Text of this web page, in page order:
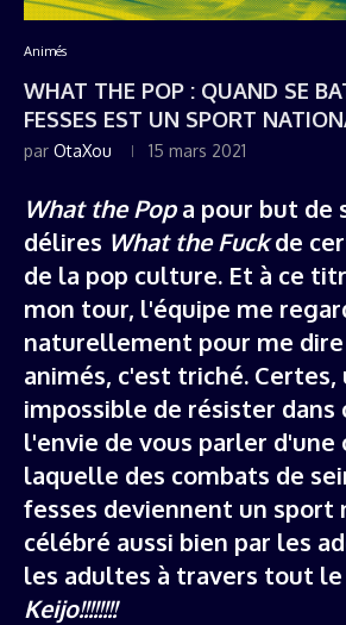
Animés
WHAT THE POP : QUAND SE
FESSES EST UN SPORT
par OtaXou 15 mars 2021
What the Popa pour but de
délires What the Fuckde
de la pop culture. Et à ce
mon tour, l'équipe me
naturellement pour me dire
animés, c'est triché. Certes,
impossible de résister dans
l'envie de vous parler
laquelle des combats de
fesses deviennent un sport
célébré aussi bien par les
les adultes à travers tout le
Keijo!!!!!!!!